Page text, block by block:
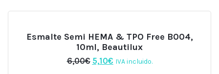
Esmalte Semi HEMA & TPO Free B004,
10ml, Beautilux
6,00€ El
5,10€ElIVA incluido.